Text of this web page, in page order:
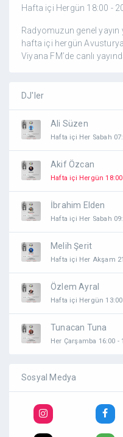
Hafta içi Hergün 18:00 -
Radyomuzun genel
hafta içi hergün
Viyana FM’de canlı
DJ'ler
Ali Süzen
Hafta içi Her Sabah
Akif Özcan
Hafta içi Hergün 18:00
İbrahim Elden
Hafta içi Her Sabah
Melih Şerit
Hafta içi Her Akşam
Özlem Ayral
Hafta içi Hergün 13:00
Tunacan Tuna
Her Çarşamba 16:00 -
Sosyal Medya